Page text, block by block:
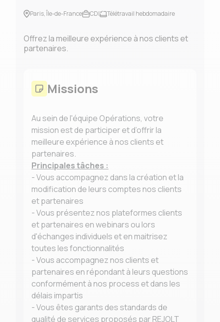
Paris, Île-de-France CDI Télétravail hebdomadaire
Offrez la meilleure expérience à nos clients et
partenaires.
Missions
Au sein de l'équipe Opérations, votre
mission est de participer et d’offrir la
meilleure expérience à nos clients et
partenaires.
Principales tâches :
- Vous accompagnez dans la création et la
modification de leurs comptes nos clients
et partenaires
- Vous présentez nos plateformes clients
et partenaires en webinars ou lors
d'échanges individuels et en maitrisez
toutes les fonctionnalités
- Vous accompagnez nos clients et
partenaires en répondant à leurs questions
conformément à nos process et dans les
délais impartis
- Vous êtes garants des standards de
qualité de services proposés par REJOLT